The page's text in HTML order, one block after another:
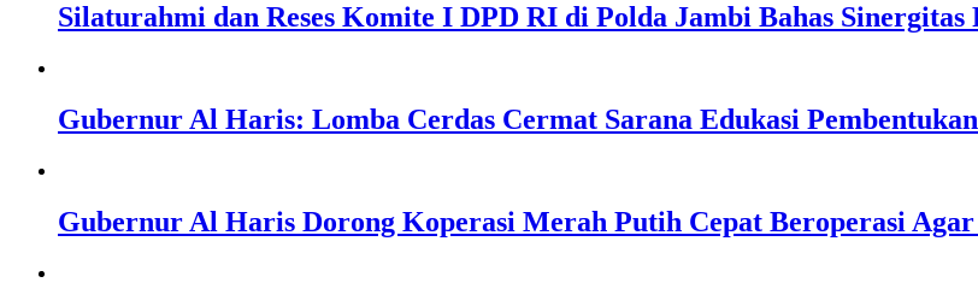
Silaturahmi dan Reses Komite I DPD RI di Polda Jambi Bahas Sinergitas
Gubernur Al Haris: Lomba Cerdas Cermat Sarana Edukasi
Gubernur Al Haris Dorong Koperasi Merah Putih Cepat Beroperasi